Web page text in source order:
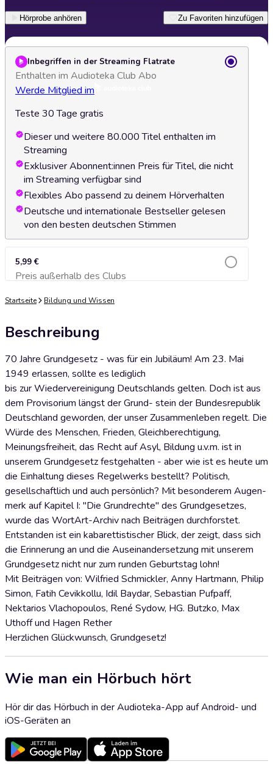
Hörprobe anhören Zu Favoriten hinzufügen
Inbegriffen in der Streaming Flatrate
Enthalten im Audioteka Club Abo
Werde Mitglied im
Teste 30 Tage gratis
Dieser und weitere 80.000 Titel enthalten im
Streaming
Exklusiver Abonnent:innen Preis für Titel, die nicht
im Streaming verfügbar sind
Flexibles Abo passend zu deinem Hörverhalten
Deutsche und internationale Bestseller gelesen
von den besten deutschen Stimmen
5,99 €
Preis außerhalb des ClubsZum Warenkorb hinzufügen
Startseite Bildung und Wissen
Beschreibung
70 Jahre Grundgesetz - was für ein Jubiläum! Am 23. Mai
1949 erlassen, sollte es lediglich
bis zur Wiedervereinigung Deutschlands gelten. Doch ist aus
dem Provisorium längst der Grund- stein der Bundesrepublik
Deutschland geworden, der unser Zusammenleben regelt. Die
Würde des Menschen, Frieden, Gleichberechtigung,
Meinungsfreiheit, das Recht auf Asyl, Bildung u.v.m. ist in
unserem Grundgesetz festgehalten - aber wie ist es heute um
die Einhaltung dieses Regelwerks bestellt? Politisch,
gesellschaftlich und auch persönlich? Mit besonderem Augen-
merk auf Kapitel I: "Die Grundrechte" des Grundgesetzes,
wurde das WortArt-Archiv nach Beiträgen durchforstet.
Entstanden ist ein kabarettistischer Blick, der zeigt, dass sich
die Erinnerung an und die Auseinandersetzung mit unserem
Grundgesetz nicht nur zum runden Geburtstag lohn!
Mit Beiträgen von: Wilfried Schmickler, Anny Hartmann, Philip
Simon, Fatih Cevikkollu, Idil Baydar, Sebastian Pufpaff,
Nektarios Vlachopoulos, René Sydow, HG. Butzko, Max
Uthoff und Hagen Rether
Herzlichen Glückwunsch, Grundgesetz!
Wie man ein Hörbuch hört
Hör dir das Hörbuch in der Audioteka-App auf Android- und
iOS-Geräten an